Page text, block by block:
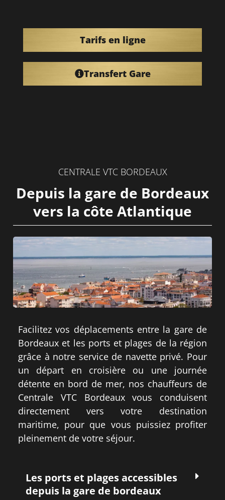
Tarifs en ligne
Transfert Gare
CENTRALE VTC BORDEAUX
Depuis la gare de Bordeaux
vers la côte Atlantique
Facilitez vos déplacements entre la gare de
Bordeaux et les ports et plages de la région
grâce à notre service de navette privé. Pour
un départ en croisière ou une journée
détente en bord de mer, nos chauffeurs de
Centrale VTC Bordeaux vous conduisent
directement vers votre destination
maritime, pour que vous puissiez profiter
pleinement de votre séjour.
Les ports et plages accessibles
depuis la gare de bordeaux